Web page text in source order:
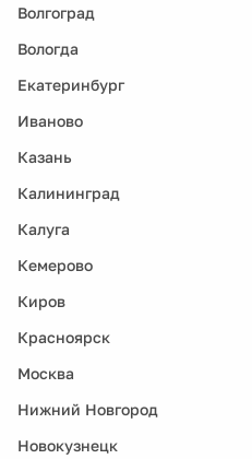
Волгоград
Вологда
Екатеринбург
Иваново
Казань
Калининград
Калуга
Кемерово
Киров
Красноярск
Москва
Нижний Новгород
Новокузнецк